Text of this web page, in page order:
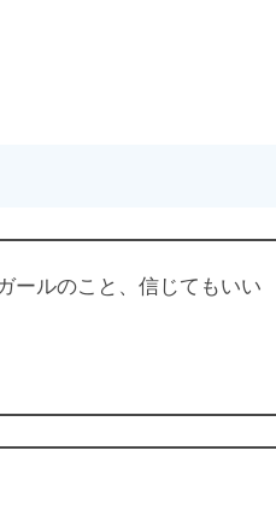
ールのこと、信じてもいい